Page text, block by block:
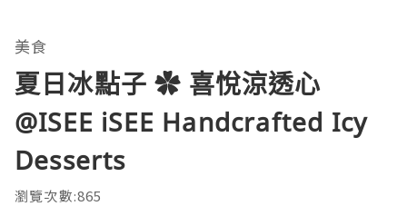
美食
夏日冰點子 ✿ 喜悅涼透心
@ISEE iSEE Handcrafted Icy
Desserts
瀏覽次數:865